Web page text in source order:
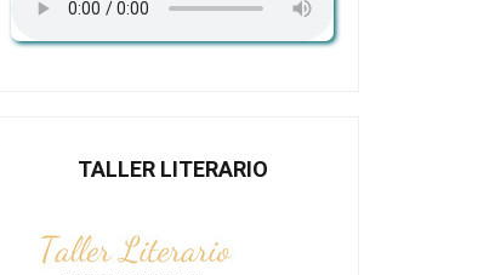
TALLER LITERARIO